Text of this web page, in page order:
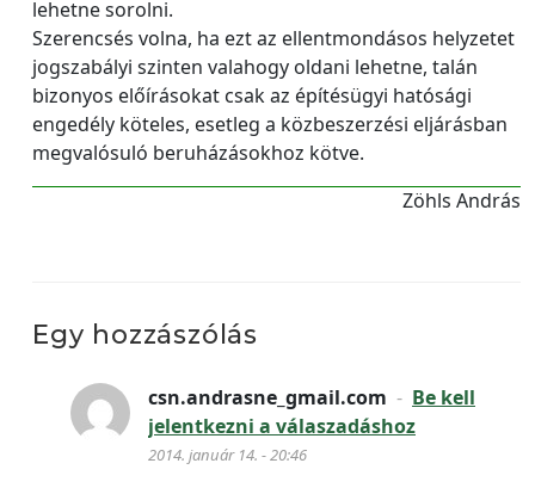
lehetne sorolni.
Szerencsés volna, ha ezt az ellentmondásos helyzetet
jogszabályi szinten valahogy oldani lehetne, talán
bizonyos előírásokat csak az építésügyi hatósági
engedély köteles, esetleg a közbeszerzési eljárásban
megvalósuló beruházásokhoz kötve.
Zöhls András
Egy hozzászólás
csn.andrasne_gmail.com - Be kell
jelentkezni a válaszadáshoz
2014. január 14. - 20:46